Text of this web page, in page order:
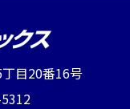
目20番16号
5312